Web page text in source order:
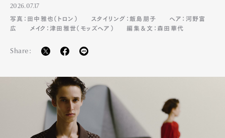
2026.07.17
写真：田中雅也（トロン）
スタイリング：飯島朋子
ヘア：河野富
広
メイク：津田雅世（モッズヘア） 編集＆文：森田華代
Share: